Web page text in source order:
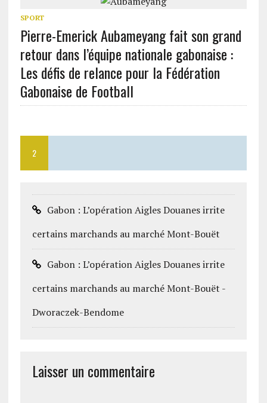
SPORT
Pierre-Emerick Aubameyang fait son grand
retour dans l’équipe nationale gabonaise :
Les défis de relance pour la Fédération
Gabonaise de Football
2
Gabon : L’opération Aigles Douanes irrite
certains marchands au marché Mont-Bouët
Gabon : L’opération Aigles Douanes irrite
certains marchands au marché Mont-Bouët -
Dworaczek-Bendome
Laisser un commentaire